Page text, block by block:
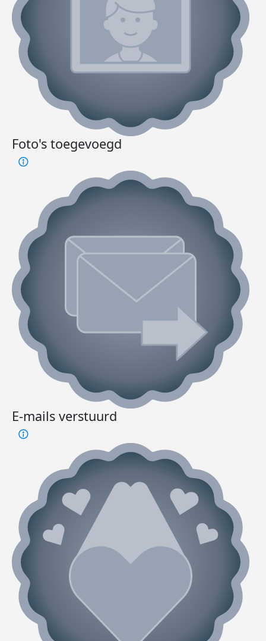
Foto's toegevoegd
E-mails verstuurd